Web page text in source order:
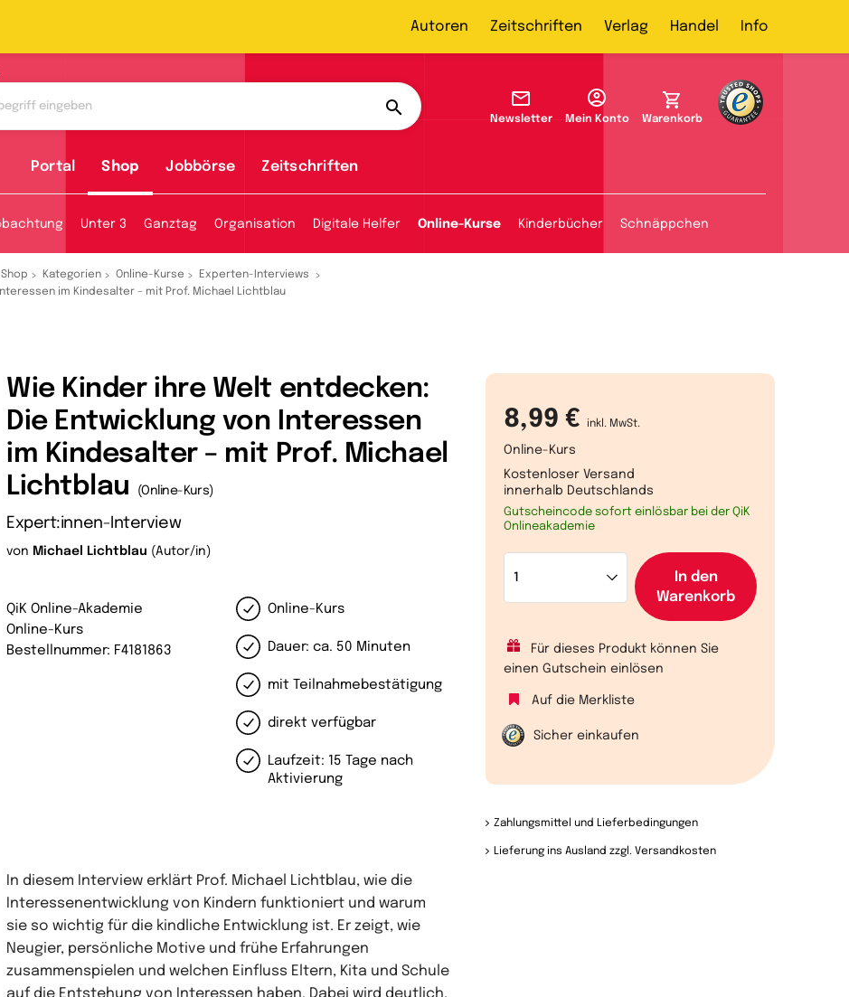
Autoren Zeitschriften Verlag Handel Info
Newsletter Mein Konto Warenkorb
Portal Shop Jobbörse Zeitschriften
Unter 3 Ganztag Organisation Digitale Helfer Online-Kurse Kinderbücher Schnäppchen
Shop Kategorien Online-Kurse
Experten-Interviews
im Kindesalter – mit Prof. Michael Lichtblau
8,99 € inkl. MwSt.
Online-Kurs
Kostenloser Versand
innerhalb Deutschlands
Gutscheincode sofort einlösbar bei der QiK
Onlineakademie
In den
Warenkorb
Für dieses Produkt können Sie
einen Gutschein einlösen
Auf die Merkliste
Sicher einkaufen
Zahlungsmittel und Lieferbedingungen
Lieferung ins Ausland zzgl. Versandkosten
Wie Kinder ihre Welt entdecken:
Die Entwicklung von Interessen
im Kindesalter – mit Prof. Michael
Lichtblau
(Online-Kurs)
Expert:innen-Interview
von Michael Lichtblau (Autor/in)
Online-Kurs
Dauer: ca. 50 Minuten
mit Teilnahmebestätigung
direkt verfügbar
Laufzeit: 15 Tage nach
Aktivierung
QiK Online-Akademie
Online-Kurs
Bestellnummer: F4181863
In diesem Interview erklärt Prof. Michael Lichtblau, wie die
Interessenentwicklung von Kindern funktioniert und warum
sie so wichtig für die kindliche Entwicklung ist. Er zeigt, wie
Neugier, persönliche Motive und frühe Erfahrungen
zusammenspielen und welchen Einfluss Eltern, Kita und Schule
auf die Entstehung von Interessen haben. Dabei wird deutlich,